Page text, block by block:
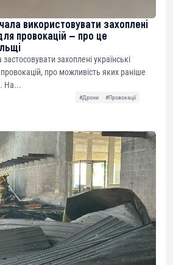
використовувати захоплені
провокацій — про це
захоплені українські
про можливість яких раніше
На...
#Дрони
#Провокації